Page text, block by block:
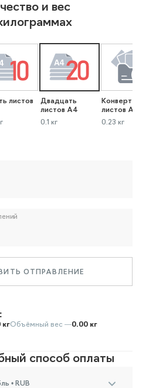
и вес
листов
Двадцать
листов А4
0.1 кг
Конверт до 40
листов А4
0.23 кг
ОТПРАВЛЕНИЕ
кгОбъёмный вес —0.00 кг
способ оплаты
• RUB